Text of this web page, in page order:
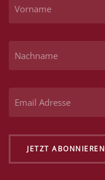
JETZT ABONNIEREN